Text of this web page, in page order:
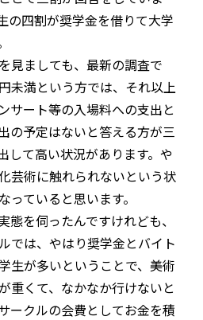
の四割が奨学金を借りて大学
見ましても、最新の調査で
未満という方では、それ以上
サート等の入場料への支出と
の予定はないと答える方が三
して高い状況があります。や
芸術に触れられないという状
ていると思います。
を伺ったんですけれども、
では、やはり奨学金とバイト
生が多いということで、美術
重くて、なかなか行けないと
ークルの会費としてお金を積